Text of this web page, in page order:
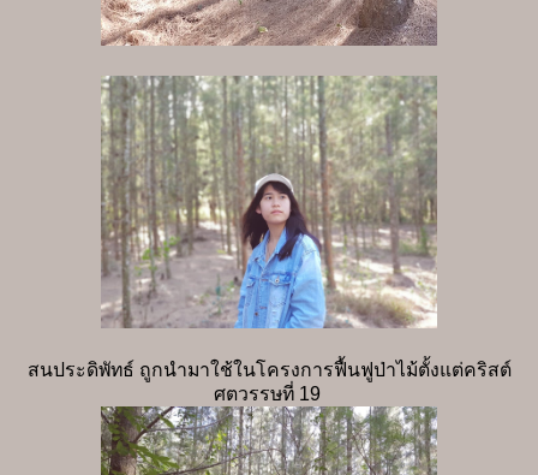
สนประดิพัทธ์ ถูกนำมาใช้ในโครงการฟื้นฟูป่าไม้ตั้งแต่คริสต์
ศตวรรษที่ 19